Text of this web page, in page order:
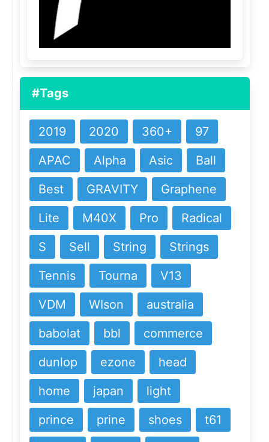
#Tags
2019 2020 360+
97
APAC
Alpha Asic
Ball
Best
GRAVITY
Graphene
Lite
M40X Pro
Radical
S
Sell String
Strings
Tennis
Tourna
V13
VDM
WIson
australia
babolat
bbl
commerce
dunlop
ezone
head
home
japan
light
prince
prine shoes
t61